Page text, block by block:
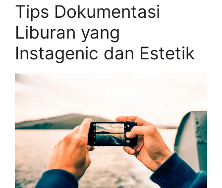
Tips Dokumentasi
Liburan yang
Instagenic dan Estetik